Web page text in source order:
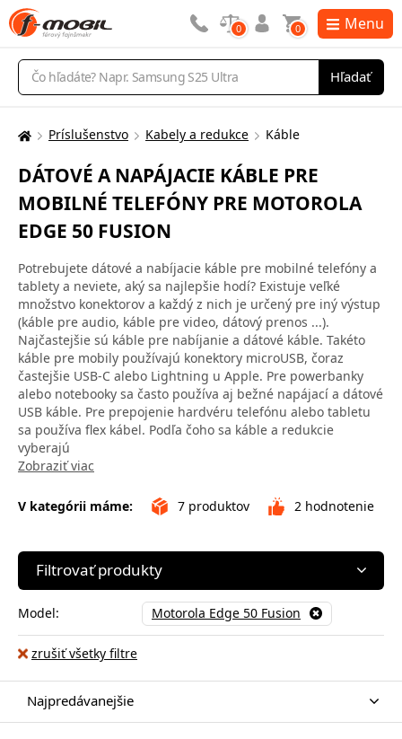
Vyhľadávanie
Hľadať
0 0 Menu
Tu
nachádzate:
Príslušenstvo Kabely a redukce Káble
DÁTOVÉ A NAPÁJACIE KÁBLE PRE
MOBILNÉ TELEFÓNY PRE MOTOROLA
EDGE 50 FUSION
Potrebujete dátové a nabíjacie káble pre mobilné telefóny a
tablety a neviete, aký sa najlepšie hodí? Existuje veľké
množstvo konektorov a každý z nich je určený pre iný výstup
(káble pre audio, káble pre video, dátový prenos ...).
Najčastejšie sú káble pre nabíjanie a dátové káble. Takéto
káble pre mobily používajú konektory microUSB, čoraz
častejšie USB-C alebo Lightning u Apple. Pre powerbanky
alebo notebooky sa často používa aj bežné napájací a dátové
USB káble. Pre prepojenie hardvéru telefónu alebo tabletu
sa používa flex kábel. Podľa čoho sa káble a redukcie
vyberajú
Zobraziť viac
V kategórii máme: 7 produktov 2 hodnotenie
Filtrovať produkty
Model: Motorola Edge 50 Fusion
zrušiť všetky filtre
Najpredávanejšie